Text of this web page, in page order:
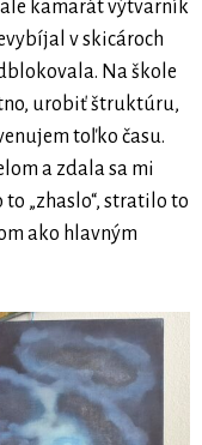
ale kamarát výtvarník
v skicároch
Na škole
urobiť štruktúru,
toľko času.
a zdala sa mi
„zhaslo“, stratilo to
ako hlavným